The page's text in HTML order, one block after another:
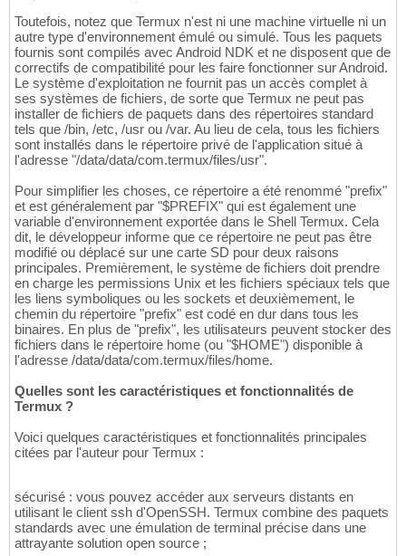
Toutefois, notez que Termux n'est ni une machine virtuelle ni un
autre type d'environnement émulé ou simulé. Tous les paquets
fournis sont compilés avec Android NDK et ne disposent que de
correctifs de compatibilité pour les faire fonctionner sur Android.
Le système d'exploitation ne fournit pas un accès complet à
ses systèmes de fichiers, de sorte que Termux ne peut pas
installer de fichiers de paquets dans des répertoires standard
tels que /bin, /etc, /usr ou /var. Au lieu de cela, tous les fichiers
sont installés dans le répertoire privé de l'application situé à
l'adresse "/data/data/com.termux/files/usr".
Pour simplifier les choses, ce répertoire a été renommé "prefix"
et est généralement par "$PREFIX" qui est également une
variable d'environnement exportée dans le Shell Termux. Cela
dit, le développeur informe que ce répertoire ne peut pas être
modifié ou déplacé sur une carte SD pour deux raisons
principales. Premièrement, le système de fichiers doit prendre
en charge les permissions Unix et les fichiers spéciaux tels que
les liens symboliques ou les sockets et deuxièmement, le
chemin du répertoire "prefix" est codé en dur dans tous les
binaires. En plus de "prefix", les utilisateurs peuvent stocker des
fichiers dans le répertoire home (ou "$HOME") disponible à
l'adresse /data/data/com.termux/files/home.
Quelles sont les caractéristiques et fonctionnalités de
Termux ?
Voici quelques caractéristiques et fonctionnalités principales
citées par l'auteur pour Termux :
sécurisé : vous pouvez accéder aux serveurs distants en
utilisant le client ssh d'OpenSSH. Termux combine des paquets
standards avec une émulation de terminal précise dans une
attrayante solution open source ;